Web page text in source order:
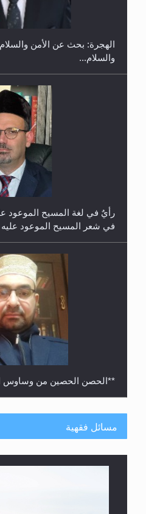
حفل توزيع الشهادات في
الهجرة: بحث عن الأمن
والسلام...
في شعر المسيح الموعود عليه
**الحصن الحصين من وساوس
مسائل فقهية